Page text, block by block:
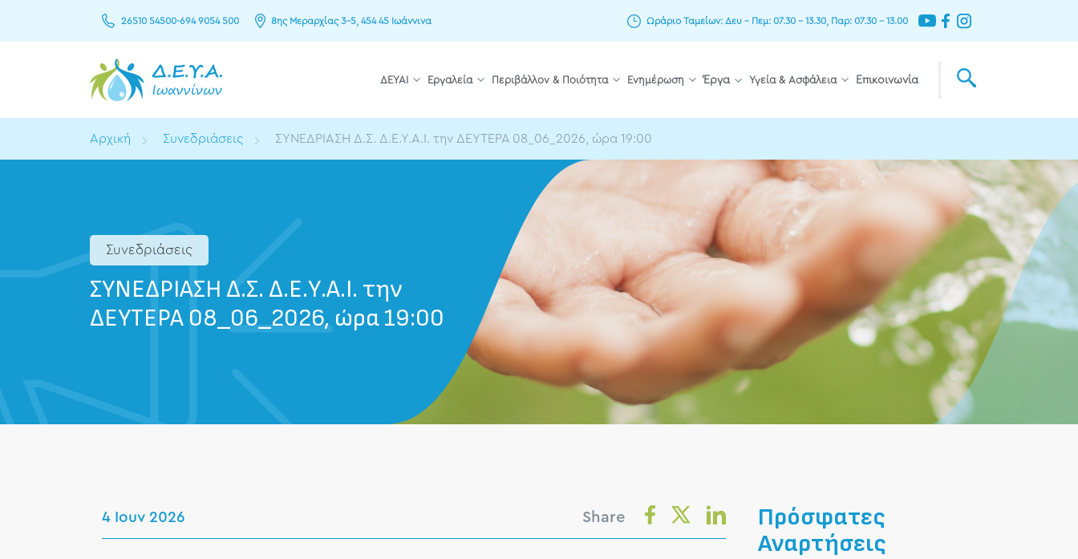
26510 54500-694 9054 500 8ης Μεραρχίας 3–5, 454 45 Ιωάννινα Ωράριο Ταμείων: Δευ – Πεμ: 07.30 – 13.30, Παρ: 07.30 – 13.00
ΔΕΥΑΙ Εργαλεία Περιβάλλον & Ποιότητα Ενημέρωση Έργα Υγεία & Ασφάλεια Επικοινωνία
Αρχική Συνεδριάσεις ΣΥΝΕΔΡΙΑΣΗ Δ.Σ. Δ.Ε.Υ.Α.Ι. την ΔΕΥΤΕΡΑ 08_06_2026, ώρα 19:00
Συνεδριάσεις
ΣΥΝΕΔΡΙΑΣΗ Δ.Σ. Δ.Ε.Υ.Α.Ι. την
ΔΕΥΤΕΡΑ 08_06_2026, ώρα 19:00
4 Ιουν 2026 Share
Πρόσφατες
Αναρτήσεις